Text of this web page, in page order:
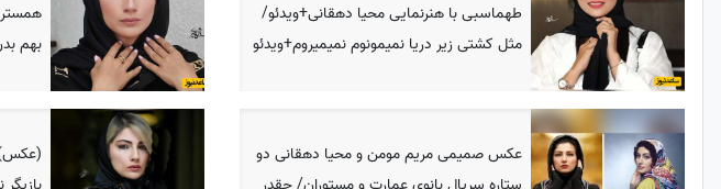
طهماسبی با هنرنمایی محیا دهقانی+ویدئو/
مثل کشتی زیر دریا نمیمونوم نمیمیروم+ویدئو
بهم
عکس صمیمی مریم مومن و محیا دهقانی دو
(عکس)